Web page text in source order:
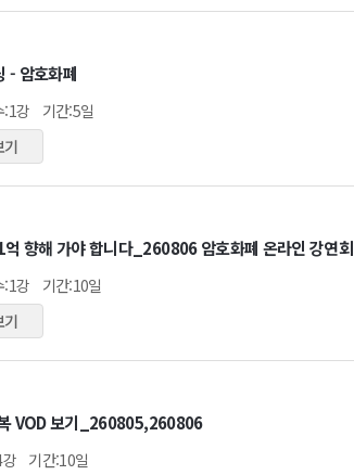
- 암호화폐
:1강 기간:5일
기
향해 가야 합니다_260806 암호화폐 온라인 강연회
:1강 기간:10일
기
VOD 보기_260805,260806
기간:10일